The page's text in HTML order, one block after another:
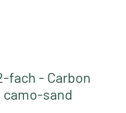
fach - Carbon
camo-sand